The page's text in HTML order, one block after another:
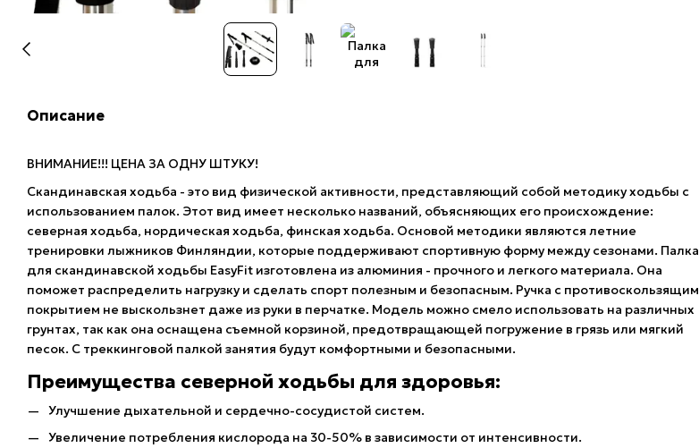
Описание
ВНИМАНИЕ!!! ЦЕНА ЗА ОДНУ ШТУКУ!
Скандинавская ходьба - это вид физической активности, представляющий собой методику ходьбы с
использованием палок. Этот вид имеет несколько названий, объясняющих его происхождение:
северная ходьба, нордическая ходьба, финская ходьба. Основой методики являются летние
тренировки лыжников Финляндии, которые поддерживают спортивную форму между сезонами. Палка
для скандинавской ходьбы EasyFit изготовлена из алюминия - прочного и легкого материала. Она
поможет распределить нагрузку и сделать спорт полезным и безопасным. Ручка с противоскользящим
покрытием не выскользнет даже из руки в перчатке. Модель можно смело использовать на различных
грунтах, так как она оснащена съемной корзиной, предотвращающей погружение в грязь или мягкий
песок. С треккинговой палкой занятия будут комфортными и безопасными.
Преимущества северной ходьбы для здоровья:
Улучшение дыхательной и сердечно-сосудистой систем.
Увеличение потребления кислорода на 30-50% в зависимости от интенсивности.